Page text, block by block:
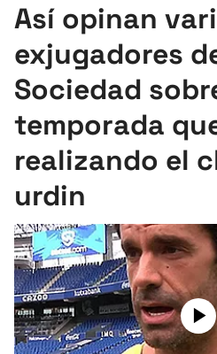
Pelota
Remo
Baloncesto
Ciclismo
Herri-kirolak
Balonmano
Kirolak 360
Así opinan
exjugadores
Sociedad
temporada
realizando el
urdin